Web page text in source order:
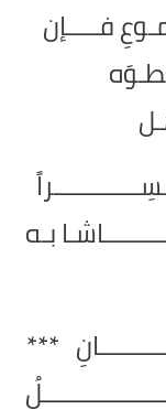
فـــــإن
بـه
***